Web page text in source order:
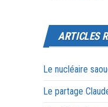
ARTICLES
Le nucléaire
Le partage